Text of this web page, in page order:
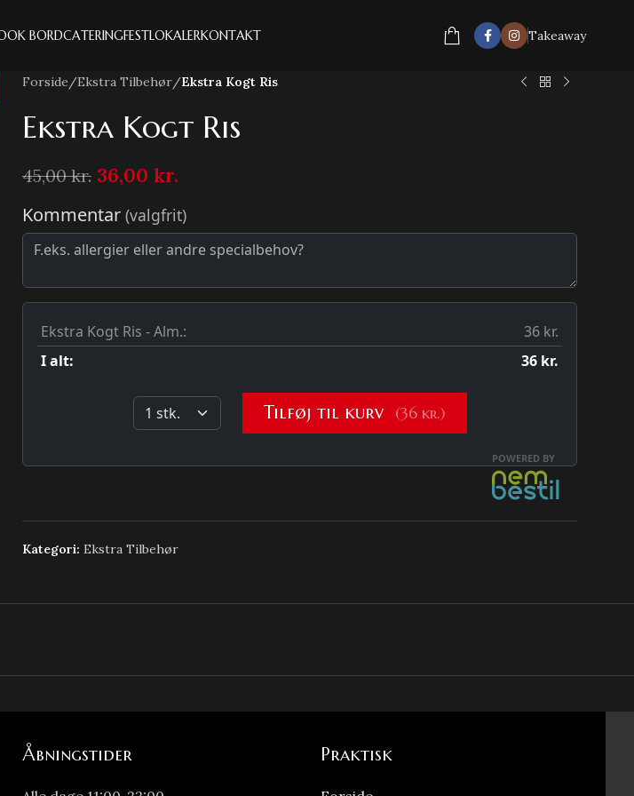
BORDCATERINGFESTLOKALERKONTAKT Takeaway
Forside/Ekstra Tilbehør/Ekstra Kogt Ris
Ekstra Kogt Ris
45,00kr. 36,00 kr.
Kategori: Ekstra Tilbehør
Åbningstider Praktisk